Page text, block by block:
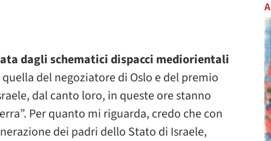
dagli schematici dispacci mediorientali
del negoziatore di Oslo e del premio
dal canto loro, in queste ore stanno
Per quanto mi riguarda, credo che con
dei padri dello Stato di Israele,